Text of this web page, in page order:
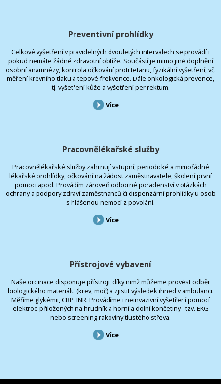
Preventivní prohlídky
Celkové vyšetření v pravidelných dvouletých intervalech se provádí i
pokud nemáte žádné zdravotní obtíže. Součástí je mimo jiné doplnění
osobní anamnézy, kontrola očkování proti tetanu, fyzikální vyšetření, vč.
měření krevního tlaku a tepové frekvence. Dále onkologická prevence,
tj. vyšetření kůže a vyšetření per rektum.
Více
Pracovnělékařské služby
Pracovnělékařské služby zahrnují vstupní, periodické a mimořádné
lékařské prohlídky, očkování na žádost zaměstnavatele, školení první
pomoci apod. Provádím zároveň odborné poradenství v otázkách
ochrany a podpory zdraví zaměstnanců či dispenzární prohlídky u osob
s hlášenou nemocí z povolání.
Více
Přístrojové vybavení
Naše ordinace disponuje přístroji, díky nimž můžeme provést odběr
biologického materiálu (krev, moč) a zjistit výsledek ihned v ambulanci.
Měříme glykémii, CRP, INR. Provádíme i neinvazivní vyšetření pomocí
elektrod přiložených na hrudník a horní a dolní končetiny - tzv. EKG
nebo screening rakoviny tlustého střeva.
Více